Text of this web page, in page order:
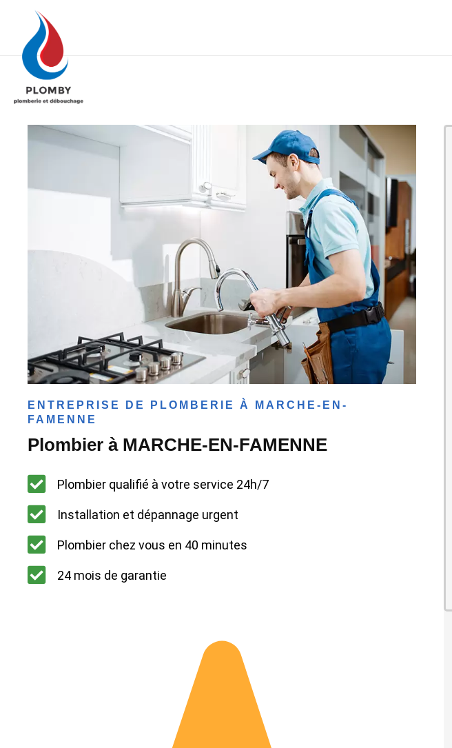
ENTREPRISE DE PLOMBERIE À MARCHE-EN-
FAMENNE
Plombier à MARCHE-EN-FAMENNE
Plombier qualifié à votre service 24h/7
Installation et dépannage urgent
Plombier chez vous en 40 minutes
24 mois de garantie